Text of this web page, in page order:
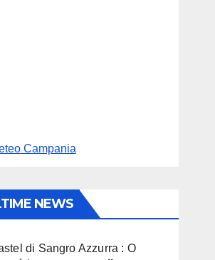
Campania
NEWS
di Sangro Azzurra : O